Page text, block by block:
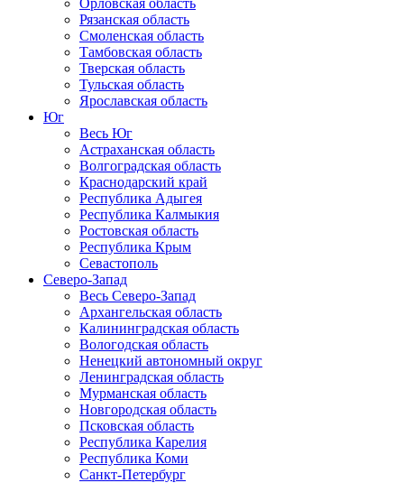
Орловская область
Рязанская область
Смоленская область
Тамбовская область
Тверская область
Тульская область
Ярославская область
Юг
Весь Юг
Астраханская область
Волгоградская область
Краснодарский край
Республика Адыгея
Республика Калмыкия
Ростовская область
Республика Крым
Севастополь
Северо-Запад
Весь Северо-Запад
Архангельская область
Калининградская область
Вологодская область
Ненецкий автономный округ
Ленинградская область
Мурманская область
Новгородская область
Псковская область
Республика Карелия
Республика Коми
Санкт-Петербург